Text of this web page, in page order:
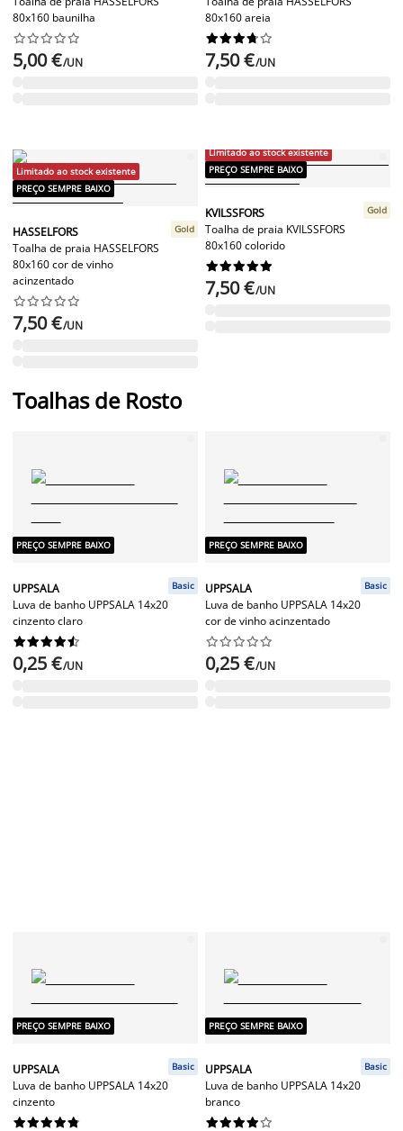
80x160 baunilha






5,00 €/UN
80x160 areia






7,50 €/UN
Limitado ao stock existente
PREÇO SEMPRE BAIXO
HASSELFORS
Toalha de praia HASSELFORS
80x160 cor de vinho
acinzentado
Gold






7,50 €/UN
Limitado ao stock existente
PREÇO SEMPRE BAIXO
KVILSSFORS
Toalha de praia KVILSSFORS
80x160 colorido
Gold






7,50 €/UN
Toalhas de Rosto
PREÇO SEMPRE BAIXO
UPPSALA
Luva de banho UPPSALA 14x20
cinzento claro
Basic






0,25 €/UN
PREÇO SEMPRE BAIXO
UPPSALA
Luva de banho UPPSALA 14x20
cor de vinho acinzentado
Basic






0,25 €/UN
PREÇO SEMPRE BAIXO
UPPSALA
Luva de banho UPPSALA 14x20
cinzento
Basic






PREÇO SEMPRE BAIXO
UPPSALA
Luva de banho UPPSALA 14x20
branco
Basic





